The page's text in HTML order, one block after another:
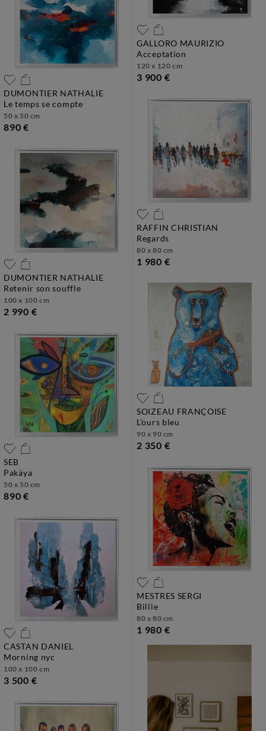
GALLORO MAURIZIO
acceptation
120 x 120 cm
3 900 €
DUMONTIER NATHALIE
le temps se compte
50 x 50 cm
890 €
RAFFIN CHRISTIAN
regards
80 x 80 cm
1 980 €
DUMONTIER NATHALIE
retenir son souffle
100 x 100 cm
2 990 €
SOIZEAU FRANÇOISE
l'ours bleu
90 x 90 cm
2 350 €
SEB
pakäya
50 x 50 cm
890 €
MESTRES SERGI
billie
80 x 80 cm
1 980 €
CASTAN DANIEL
morning nyc
100 x 100 cm
3 500 €